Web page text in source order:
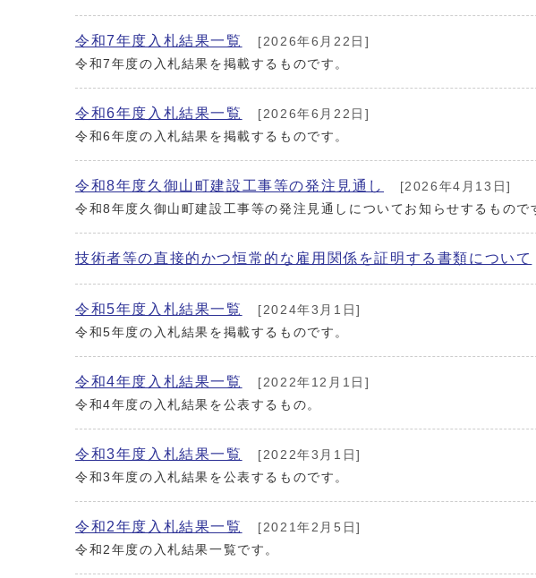
令和7年度入札結果一覧
[2026年6月22日]
令和7年度の入札結果を掲載するものです。
令和6年度入札結果一覧
[2026年6月22日]
令和6年度の入札結果を掲載するものです。
令和8年度久御山町建設工事等の発注見通し
[2026年4月13日]
令和8年度久御山町建設工事等の発注見通しについてお知らせするもので
技術者等の直接的かつ恒常的な雇用関係を証明する書類について
令和5年度入札結果一覧
[2024年3月1日]
令和5年度の入札結果を掲載するものです。
令和4年度入札結果一覧
[2022年12月1日]
令和4年度の入札結果を公表するもの。
令和3年度入札結果一覧
[2022年3月1日]
令和3年度の入札結果を公表するものです。
令和2年度入札結果一覧
[2021年2月5日]
令和2年度の入札結果一覧です。